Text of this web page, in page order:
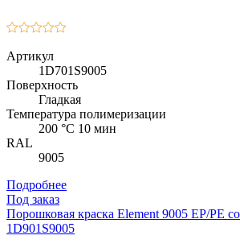
Артикул
1D701S9005
Поверхность
Гладкая
Температура полимеризации
200 °C 10 мин
RAL
9005
Подробнее
Под заказ
Порошковая краска Element 9005 EP/PE
1D901S9005